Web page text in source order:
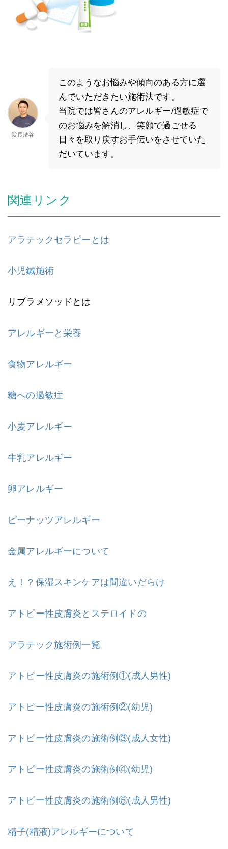
院長渋谷
このようなお悩みや傾向のある方に選
んでいただきたい施術法です。
当院では皆さんのアレルギー/過敏症で
のお悩みを解消し、笑顔で過ごせる
日々を取り戻すお手伝いをさせていた
だいています。
関連リンク
アラテックセラピーとは
小児鍼施術
リブラメソッドとは
アレルギーと栄養
食物アレルギー
糖への過敏症
小麦アレルギー
牛乳アレルギー
卵アレルギー
ピーナッツアレルギー
金属アレルギーについて
え！？保湿スキンケアは間違いだらけ
アトピー性皮膚炎とステロイドの
アラテック施術例一覧
アトピー性皮膚炎の施術例①(成人男性)
アトピー性皮膚炎の施術例②(幼児)
アトピー性皮膚炎の施術例③(成人女性)
アトピー性皮膚炎の施術例④(幼児)
アトピー性皮膚炎の施術例⑤(成人男性)
精子(精液)アレルギーについて